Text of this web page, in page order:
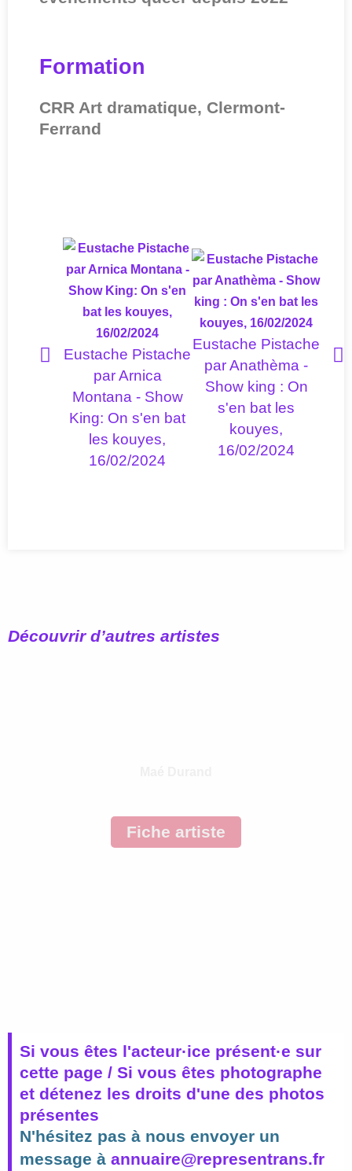
Formation
CRR Art dramatique, Clermont-
Ferrand
Eustache Pistache
par Arnica
Montana - Show
King: On s'en bat
les kouyes,
16/02/2024
Eustache Pistache
par Anathèma -
Show king : On
s'en bat les
kouyes,
16/02/2024
Découvrir d’autres artistes
Fiche artiste
Si vous êtes l'acteur·ice présent·e sur
cette page / Si vous êtes photographe
et détenez les droits d'une des photos
présentes
N'hésitez pas à nous envoyer un
message à annuaire@representrans.fr